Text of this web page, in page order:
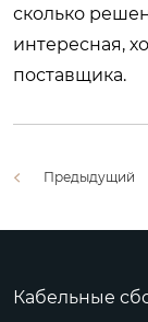
сколько
интересная,
поставщика.
Предыдущий
Кабельные